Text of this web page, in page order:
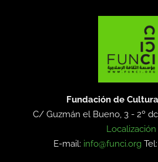
Fundación de
C/ Guzmán el Bueno, 3 - 2º
Localización
E-mail: info@funci.org